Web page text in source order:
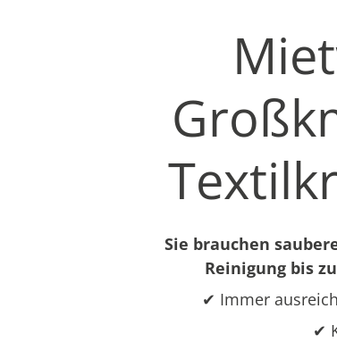
Sie brauchen
Reinigung bis
✔ Immer
✔